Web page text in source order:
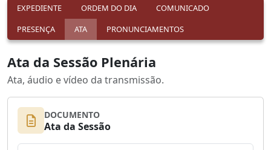
EXPEDIENTE ORDEM DO DIA
COMUNICADO
PRESENÇA
ATA PRONUNCIAMENTOS
Ata da Sessão Plenária
Ata, áudio e vídeo da transmissão.
DOCUMENTO
Ata da Sessão